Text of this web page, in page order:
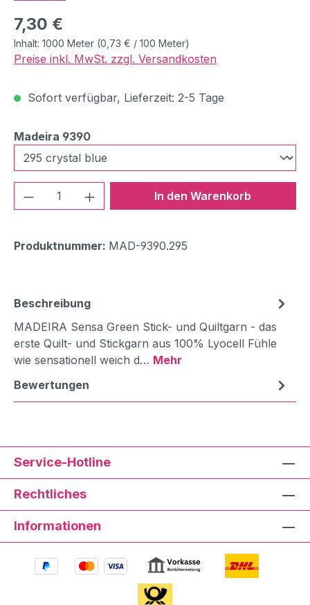
Regulärer Preis:
7,30 €
Inhalt: 1000 Meter (0,73 € / 100 Meter)
Preise inkl. MwSt. zzgl. Versandkosten
Sofort verfügbar, Lieferzeit: 2-5 Tage
Madeira 9390auswählen
Produkt Anzahl: Gib denIn den Warenkorb
Produktnummer: MAD-9390.295
Beschreibung
MADEIRA Sensa Green Stick- und Quiltgarn - das
erste Quilt- und Stickgarn aus 100% Lyocell Fühle
wie sensationell weich d… Mehr
Bewertungen
Service-Hotline
Rechtliches
Informationen